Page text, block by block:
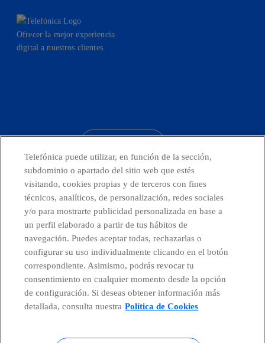
Ofrecer la mejor experiencia
digital a nuestros clientes.
Países y Unidades emergentes
Canal de Denuncias
Centro Global Transparencia
Telefónica puede utilizar, en función de la sección,
subdominio o apartado del sitio web que estés
visitando, cookies propias y de terceros con fines
técnicos, analíticos, de personalización, redes sociales
y/o para mostrarte publicidad personalizada en base a
un perfil elaborado a partir de tus hábitos de
navegación. Puedes aceptar todas, rechazarlas o
configurar su uso individualmente clicando en el botón
correspondiente. Asimismo, podrás revocar tu
consentimiento en cualquier momento desde la opción
de configuración. Si deseas obtener información más
detallada, consulta nuestra Política de Cookies